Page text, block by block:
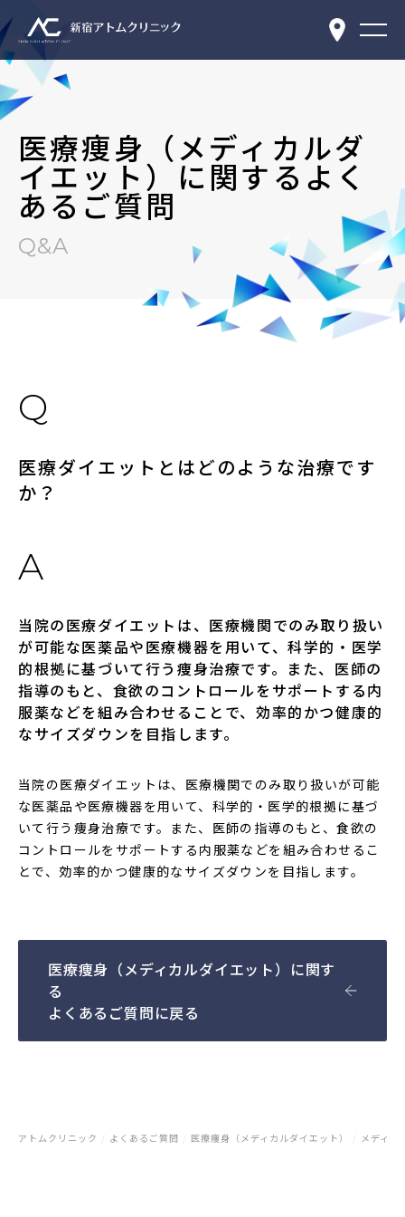
医療痩身（メディカルダ
イエット）に関するよく
あるご質問
Q&A
医療ダイエットとはどのような治療です
か？
当院の医療ダイエットは、医療機関でのみ取り扱い
が可能な医薬品や医療機器を用いて、科学的・医学
的根拠に基づいて行う痩身治療です。また、医師の
指導のもと、食欲のコントロールをサポートする内
服薬などを組み合わせることで、効率的かつ健康的
なサイズダウンを目指します。
当院の医療ダイエットは、医療機関でのみ取り扱いが可能
な医薬品や医療機器を用いて、科学的・医学的根拠に基づ
いて行う痩身治療です。また、医師の指導のもと、食欲の
コントロールをサポートする内服薬などを組み合わせるこ
とで、効率的かつ健康的なサイズダウンを目指します。
医療痩身（メディカルダイエット）に関す
る
よくあるご質問に戻る
アトムクリニック よくあるご質問 医療痩身（メディカルダイエット） メディカ